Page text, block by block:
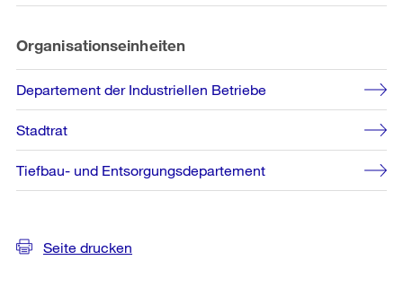
Organisationseinheiten
Departement der Industriellen Betriebe
Stadtrat
Tiefbau- und Entsorgungsdepartement
Seite drucken